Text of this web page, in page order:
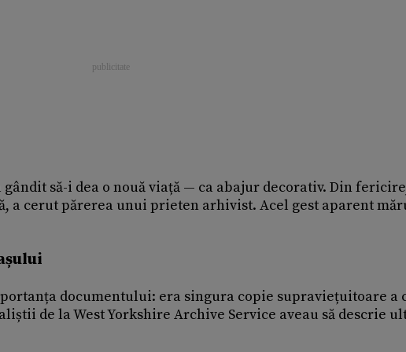
să-i dea o nouă viață — ca abajur decorativ. Din
a cerut părerea unui prieten arhivist. Acel gest aparent
documentului: era singura copie supraviețuitoare a
de la West Yorkshire Archive Service aveau să descrie